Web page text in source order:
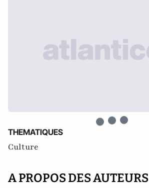
THEMATIQUES
Culture
A PROPOS DES AUTEURS